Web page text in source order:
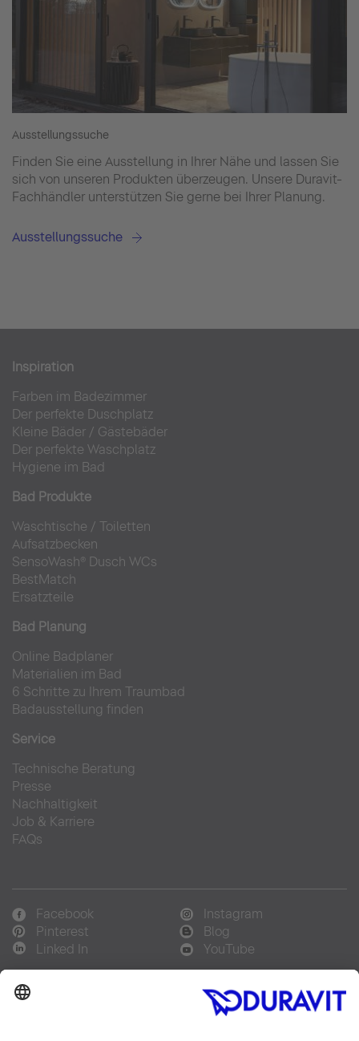
Ausstellungssuche
Finden Sie eine Ausstellung in Ihrer Nähe und lassen Sie
sich von unseren Produkten überzeugen. Unsere Duravit-
Fachhändler unterstützen Sie gerne bei Ihrer Planung.
Ausstellungssuche
Inspiration
Farben im Badezimmer
Der perfekte Duschplatz
Kleine Bäder / Gästebäder
Der perfekte Waschplatz
Hygiene im Bad
Bad Produkte
Waschtische / Toiletten
Aufsatzbecken
SensoWash® Dusch WCs
BestMatch
Ersatzteile
Bad Planung
Online Badplaner
Materialien im Bad
6 Schritte zu Ihrem Traumbad
Badausstellung finden
Service
Technische Beratung
Presse
Nachhaltigkeit
Job & Karriere
FAQs
Facebook
Instagram
Pinterest
Blog
Linked In
YouTube